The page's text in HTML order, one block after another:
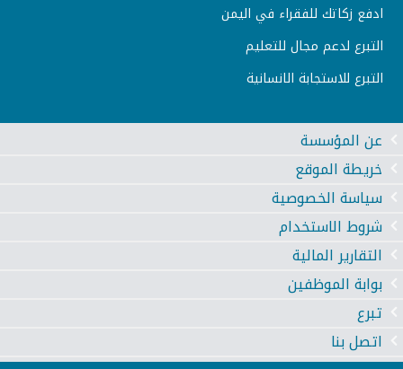
ادفع زكاتك للفقراء في اليمن
التبرع لدعم مجال للتعليم
التبرع للاستجابة الانسانية
عن المؤسسة
خريطة الموقع
سياسة الخصوصية
شروط الاستخدام
التقارير المالية
بوابة الموظفين
تبرع
اتصل بنا